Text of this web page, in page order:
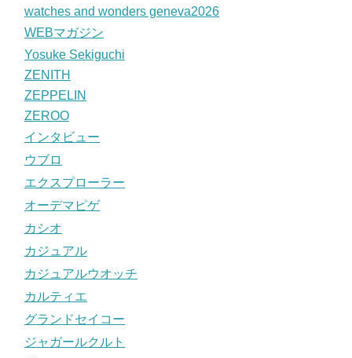
watches and wonders geneva2026
WEBマガジン
Yosuke Sekiguchi
ZENITH
ZEPPELIN
ZEROO
インタビュー
ウブロ
エクスプローラー
オーデマピゲ
カシオ
カジュアル
カジュアルウオッチ
カルティエ
グランドセイコー
ジャガールクルト